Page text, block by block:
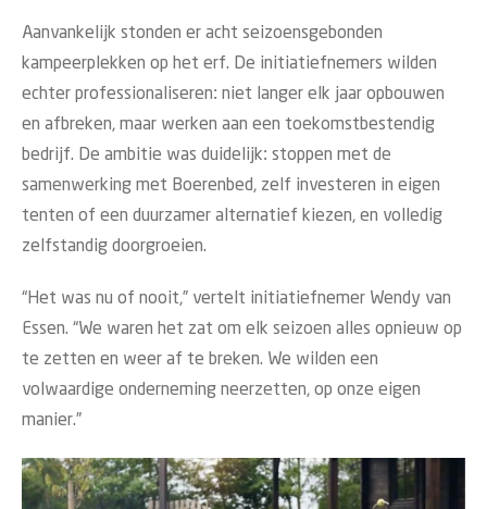
Aanvankelijk stonden er acht seizoensgebonden
kampeerplekken op het erf. De initiatiefnemers wilden
echter professionaliseren: niet langer elk jaar opbouwen
en afbreken, maar werken aan een toekomstbestendig
bedrijf. De ambitie was duidelijk: stoppen met de
samenwerking met Boerenbed, zelf investeren in eigen
tenten of een duurzamer alternatief kiezen, en volledig
zelfstandig doorgroeien.
“Het was nu of nooit,” vertelt initiatiefnemer Wendy van
Essen. “We waren het zat om elk seizoen alles opnieuw op
te zetten en weer af te breken. We wilden een
volwaardige onderneming neerzetten, op onze eigen
manier.”